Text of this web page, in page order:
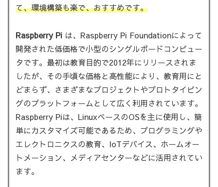
て、環境構築も楽で、おすすめです。
Raspberry Piは、Raspberry Pi Foundationによって
開発された低価格で小型のシングルボードコンピュー
タです。最初は教育目的で2012年にリリースされま
したが、その手頃な価格と高性能により、教育用にと
どまらず、さまざまなプロジェクトやプロトタイピン
グのプラットフォームとして広く利用されています。
Raspberry Piは、LinuxベースのOSを主に使用し、簡
単にカスタマイズ可能であるため、プログラミングや
エレクトロニクスの教育、IoTデバイス、ホームオー
トメーション、メディアセンターなどに活用されてい
ます。